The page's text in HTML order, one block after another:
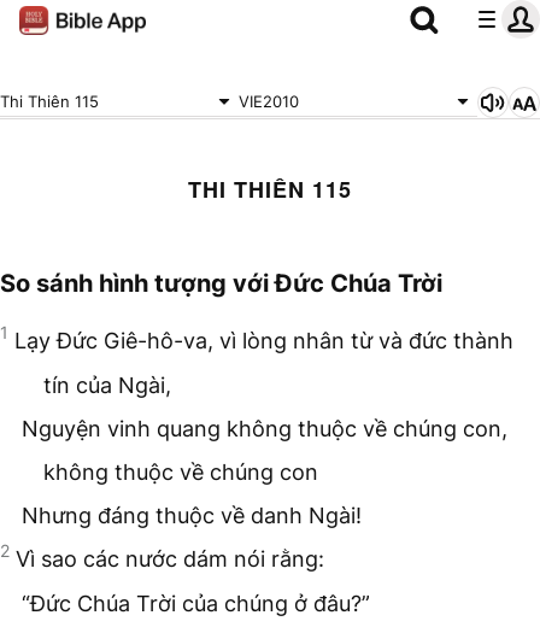
Thi Thiên 115 VIE2010
THI THIÊN 115
So sánh hình tượng với Đức Chúa Trời
1 Lạy Đức Giê-hô-va, vì lòng nhân từ và đức thành
tín của Ngài,
Nguyện vinh quang không thuộc về chúng con,
không thuộc về chúng con
Nhưng đáng thuộc về danh Ngài!
2 Vì sao các nước dám nói rằng:
“Đức Chúa Trời của chúng ở đâu?”